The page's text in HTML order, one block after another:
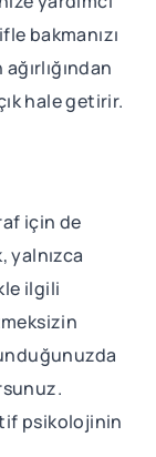
bakmanızı
hale getirir.
için de
yalnızca
ilgili
psikolojinin